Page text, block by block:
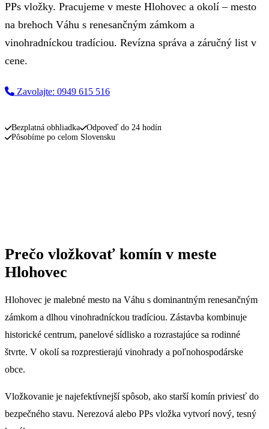
PPs vložky. Pracujeme v meste Hlohovec a okolí – mesto
na brehoch Váhu s renesančným zámkom a
vinohradníckou tradíciou. Revízna správa a záručný list v
cene.
Zavolajte: 0949 615 516
Bezplatná obhliadka
Odpoveď do 24 hodín
Pôsobíme po celom Slovensku
Prečo vložkovať komín v meste
Hlohovec
Hlohovec je malebné mesto na Váhu s dominantným renesančným
zámkom a dlhou vinohradníckou tradíciou. Zástavba kombinuje
historické centrum, panelové sídlisko a rozrastajúce sa rodinné
štvrte. V okolí sa rozprestierajú vinohrady a poľnohospodárske
obce.
Vložkovanie je najefektívnejší spôsob, ako starší komín priviesť do
bezpečného stavu. Nerezová alebo PPs vložka vytvorí nový, tesný